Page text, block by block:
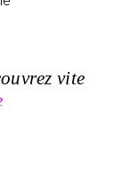
vite